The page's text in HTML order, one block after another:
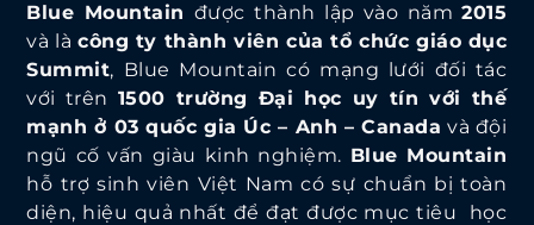
Blue Mountain được thành lập vào năm2015
và làcông ty thành viên của tổ chức giáo dục
Summit, Blue Mountain có mạng lưới đối tác
với trên 1500 trường Đại học uy tín với thế
mạnh ở 03 quốc gia Úc – Anh – Canada và đội
ngũ cố vấn giàu kinh nghiệm. Blue Mountain
hỗ trợ sinh viên Việt Nam có sự chuẩn bị toàn
diện, hiệu quả nhất để đạt được mục tiêu học